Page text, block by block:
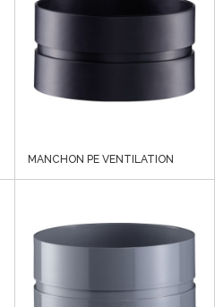
MANCHON PE VENTILATION